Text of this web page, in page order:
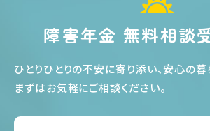
障害年金 無料相談
ひとりひとりの不安に寄り添い、安心の
まずはお気軽にご相談ください。